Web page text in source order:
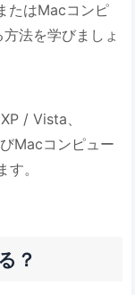
たはMacコンピ
法を学びましょ
/ Vista、
Macコンピュー
。
？